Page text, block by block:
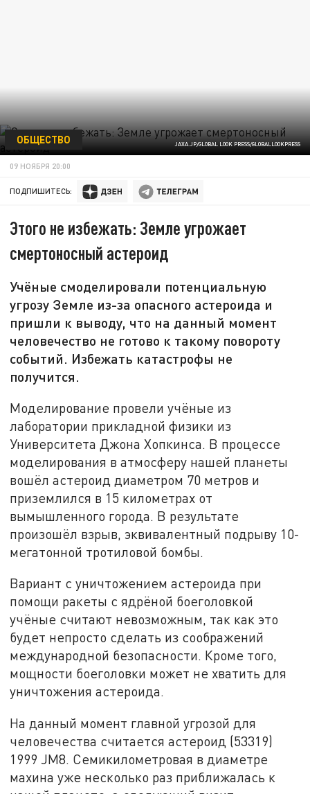
JAXA.JP/GLOBAL LOOK PRESS/GLOBALLOOKPRESS
ОБЩЕСТВО
09 НОЯБРЯ 20:00
ПОДПИШИТЕСЬ:
Этого не избежать: Земле угрожает
смертоносный астероид
Учёные смоделировали потенциальную
угрозу Земле из-за опасного астероида и
пришли к выводу, что на данный момент
человечество не готово к такому повороту
событий. Избежать катастрофы не
получится.
Моделирование провели учёные из
лаборатории прикладной физики из
Университета Джона Хопкинса. В процессе
моделирования в атмосферу нашей планеты
вошёл астероид диаметром 70 метров и
приземлился в 15 километрах от
вымышленного города. В результате
произошёл взрыв, эквивалентный подрыву 10-
мегатонной тротиловой бомбы.
Вариант с уничтожением астероида при
помощи ракеты с ядрёной боеголовкой
учёные считают невозможным, так как это
будет непросто сделать из соображений
международной безопасности. Кроме того,
мощности боеголовки может не хватить для
уничтожения астероида.
На данный момент главной угрозой для
человечества считается астероид (53319)
1999 JM8. Семикилометровая в диаметре
махина уже несколько раз приближалась к